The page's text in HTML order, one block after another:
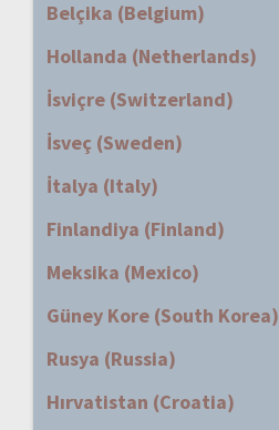
Belçika (Belgium)
Hollanda (Netherlands)
İsviçre (Switzerland)
İsveç (Sweden)
İtalya (Italy)
Finlandiya (Finland)
Meksika (Mexico)
Güney Kore (South Korea)
Rusya (Russia)
Hırvatistan (Croatia)